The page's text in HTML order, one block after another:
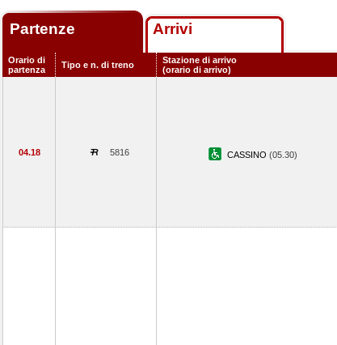
Partenze Arrivi
Orario di
partenza
Tipo e n. di treno
Stazione di arrivo
(orario di arrivo)
04.18 5816 CASSINO (05.30)